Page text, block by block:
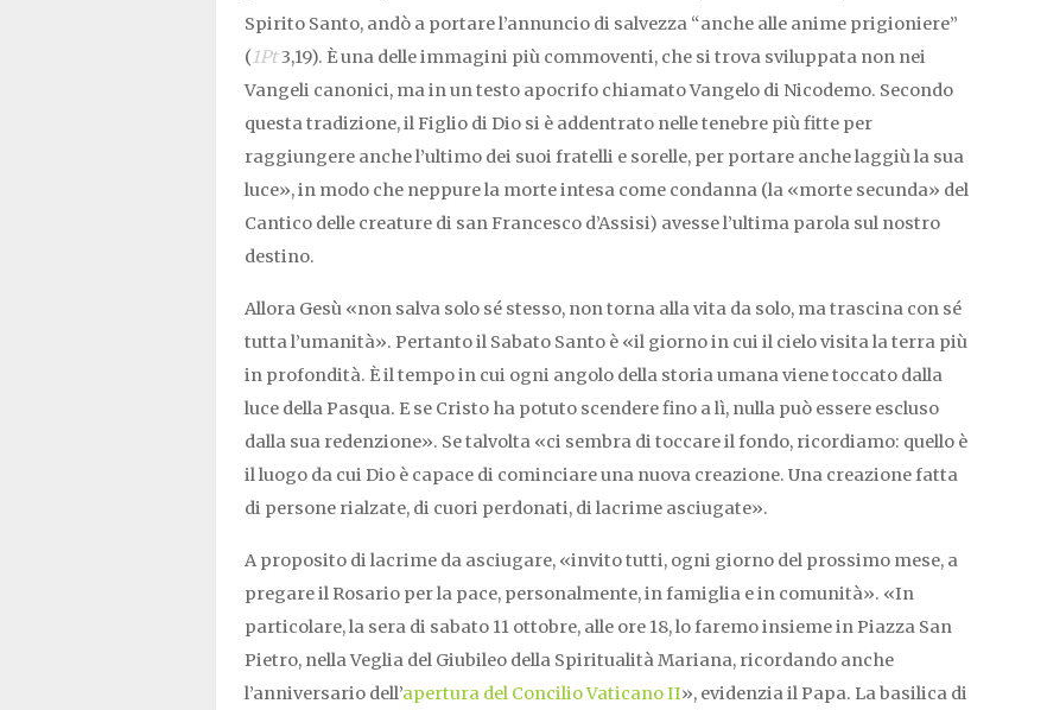
Spirito Santo, andò a portare l’annuncio di salvezza “anche alle anime prigioniere”
(1Pt3,19). È una delle immagini più commoventi, che si trova sviluppata non nei
Vangeli canonici, ma in un testo apocrifo chiamato Vangelo di Nicodemo. Secondo
questa tradizione, il Figlio di Dio si è addentrato nelle tenebre più fitte per
raggiungere anche l’ultimo dei suoi fratelli e sorelle, per portare anche laggiù la sua
luce», in modo che neppure la morte intesa come condanna (la «morte secunda» del
Cantico delle creature di san Francesco d’Assisi) avesse l’ultima parola sul nostro
destino.
Allora Gesù «non salva solo sé stesso, non torna alla vita da solo, ma trascina con sé
tutta l’umanità». Pertanto il Sabato Santo è «il giorno in cui il cielo visita la terra più
in profondità. È il tempo in cui ogni angolo della storia umana viene toccato dalla
luce della Pasqua. E se Cristo ha potuto scendere fino a lì, nulla può essere escluso
dalla sua redenzione». Se talvolta «ci sembra di toccare il fondo, ricordiamo: quello è
il luogo da cui Dio è capace di cominciare una nuova creazione. Una creazione fatta
di persone rialzate, di cuori perdonati, di lacrime asciugate».
A proposito di lacrime da asciugare, «invito tutti, ogni giorno del prossimo mese, a
pregare il Rosario per la pace, personalmente, in famiglia e in comunità». «In
particolare, la sera di sabato 11 ottobre, alle ore 18, lo faremo insieme in Piazza San
Pietro, nella Veglia del Giubileo della Spiritualità Mariana, ricordando anche
l’anniversario dell’apertura del Concilio Vaticano II», evidenzia il Papa. La basilica di